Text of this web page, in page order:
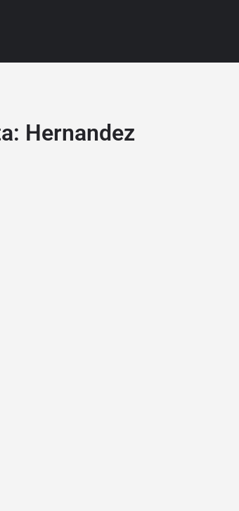
Hernandez